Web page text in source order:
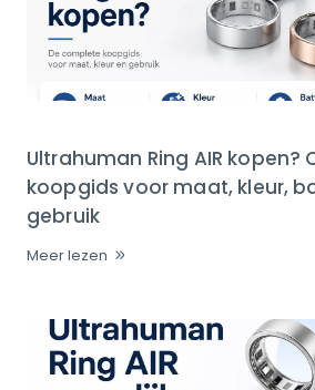
Ultrahuman Ring AIR kopen?
koopgids voor maat, kleur,
gebruik
Meer lezen